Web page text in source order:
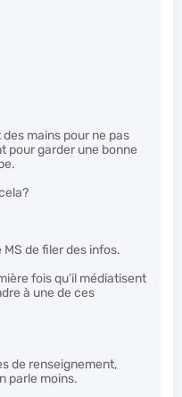
mains pour ne pas
pour garder une bonne
MS de filer des infos.
fois qu’il médiatisent
à une de ces
de renseignement,
parle moins.